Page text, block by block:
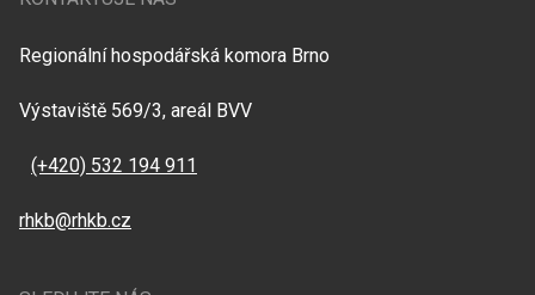
Regionální hospodářská komora Brno
Výstaviště 569/3, areál BVV
(+420) 532 194 911
rhkb@rhkb.cz